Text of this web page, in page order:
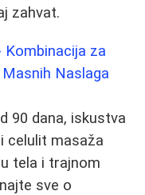
zahvat.
za
Naslaga
90 dana, iskustva
celulit masaža
tela i trajnom
sve o